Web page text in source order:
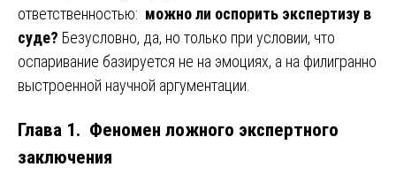
ответственностью: можно ли оспорить экспертизу в
суде? Безусловно, да, но только при условии, что
оспаривание базируется не на эмоциях, а на филигранно
выстроенной научной аргументации.
Глава 1. Феномен ложного экспертного
заключения